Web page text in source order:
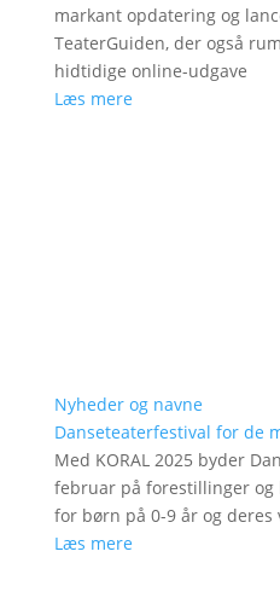
markant opdatering og
TeaterGuiden, der også
hidtidige online-udgave
Læs mere
Nyheder og navne
Danseteaterfestival for de
Med KORAL 2025 byder
februar på forestillinger og
for børn på 0-9 år og deres
Læs mere